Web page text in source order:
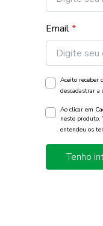
Email*
Aceito receber
descadastrar a
Ao clicar em
neste produto.
entendeu os
Tenho